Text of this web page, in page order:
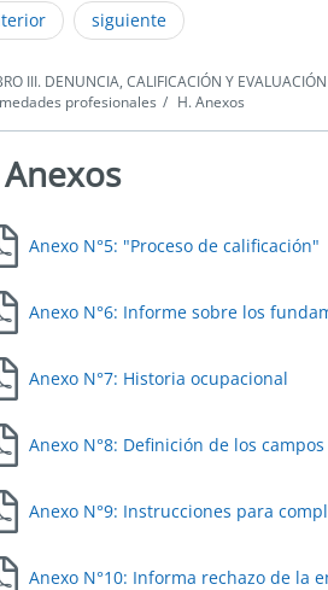
siguiente
III. DENUNCIA, CALIFICACIÓN Y
profesionales
H. Anexos
Anexo N°5: "Proceso de calificación"
Anexo N°6: Informe sobre los
Anexo N°7: Historia ocupacional
Anexo N°8: Definición de los
Anexo N°9: Instrucciones para
Anexo N°10: Informa rechazo de la